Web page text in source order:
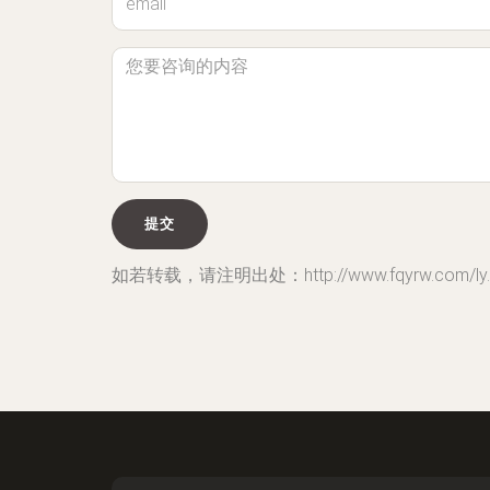
如若转载，请注明出处：http://www.fqyrw.com/